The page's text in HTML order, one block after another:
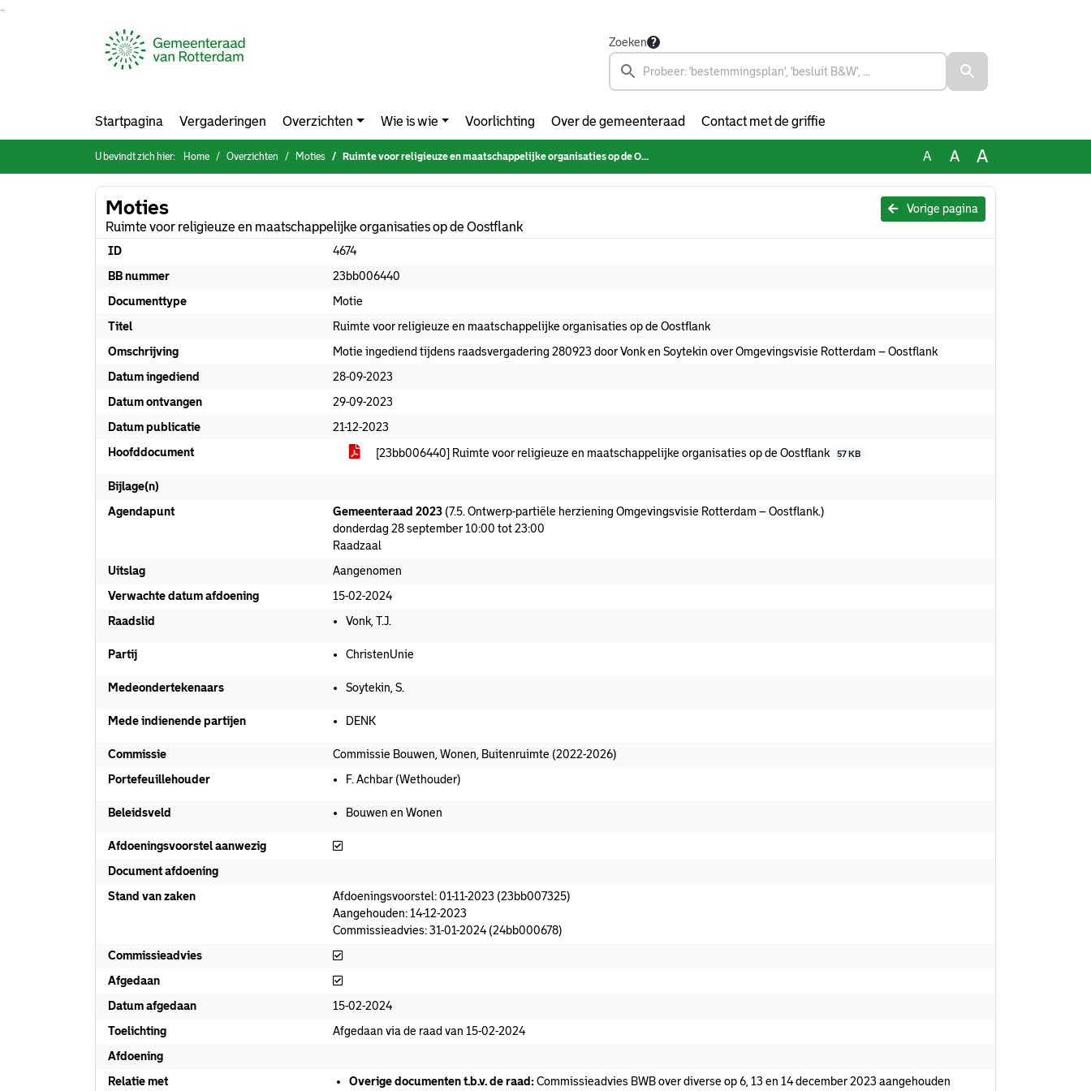
Zoeken
Startpagina Vergaderingen Overzichten Wie is wie Voorlichting Over de gemeenteraad Contact met de griffie
U bevindt zich hier: Home Overzichten Moties Ruimte voor religieuze en maatschappelijke organisaties op de Oostflank A A A
Vorige pagina
Moties
Ruimte voor religieuze en maatschappelijke organisaties op de Oostflank
ID
4674
BB nummer
23bb006440
Documenttype
Motie
Titel
Ruimte voor religieuze en maatschappelijke organisaties op de Oostflank
Omschrijving
Motie ingediend tijdens raadsvergadering 280923 door Vonk en Soytekin over Omgevingsvisie Rotterdam – Oostflank
Datum ingediend
28-09-2023
Datum ontvangen
29-09-2023
Datum publicatie
21-12-2023
Hoofddocument
[23bb006440] Ruimte voor religieuze en maatschappelijke organisaties op de Oostflank 57 KB
Bijlage(n)
Agendapunt
Gemeenteraad 2023 (7.5. Ontwerp-partiële herziening Omgevingsvisie Rotterdam – Oostflank.)
donderdag 28 september 10:00 tot 23:00
Raadzaal
Uitslag
Aangenomen
Verwachte datum afdoening
15-02-2024
Raadslid
Vonk, T.J.
Partij ChristenUnie
Medeondertekenaars Soytekin, S.
Mede indienende partijen DENK
Commissie
Commissie Bouwen, Wonen, Buitenruimte (2022-2026)
Portefeuillehouder
F. Achbar (Wethouder)
Beleidsveld Bouwen en Wonen
Afdoeningsvoorstel aanwezig
Afdoeningsvoorstel aanwezig
Document afdoening
Stand van zaken
Afdoeningsvoorstel: 01-11-2023 (23bb007325)
Aangehouden: 14-12-2023
Commissieadvies: 31-01-2024 (24bb000678)
Commissieadvies
Commissieadvies
Afgedaan
Afgedaan
Datum afgedaan
15-02-2024
Toelichting
Afgedaan via de raad van 15-02-2024
Afdoening
Relatie met
Overige documenten t.b.v. de raad:Commissieadvies BWB over diverse op 6, 13 en 14 december 2023 aangehouden